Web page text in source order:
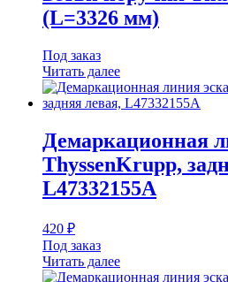
(L=3326 мм)
Под заказ
Читать далее
Демаркационная
ThyssenKrupp,
L47332155A
420 ₽
Под заказ
Читать далее